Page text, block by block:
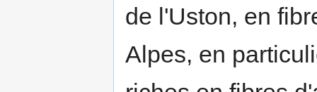
de l'Uston, en
Alpes, en